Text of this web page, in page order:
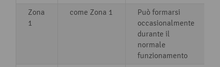
Zona
1
come Zona 1
Può formarsi
occasionalmente
durante il
normale
funzionamento